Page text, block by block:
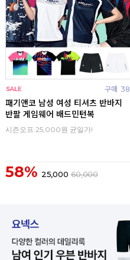
구매 38
패기앤코 남성 여성 티셔츠 반바지
반팔 게임웨어 배드민턴복
시즌오프 25,000원 균일가!
58% 25,000 60,000